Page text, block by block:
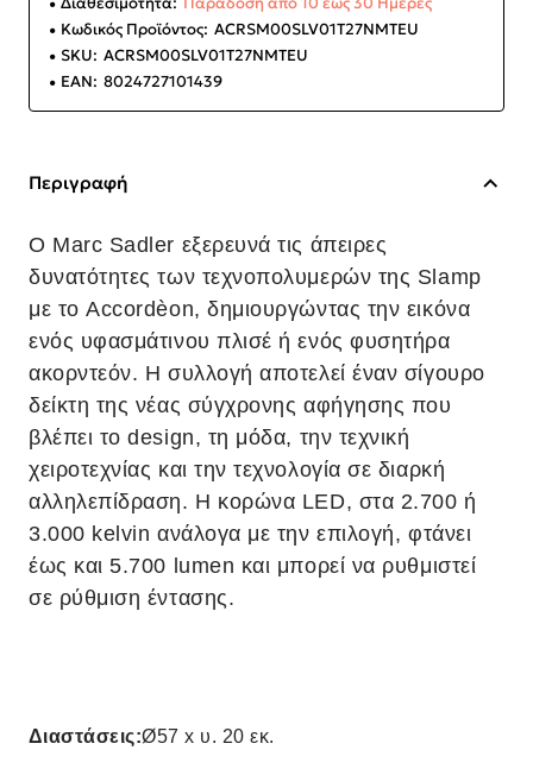
Κωδικός Προϊόντος: ACRSM00SLV01T27NMTEU
SKU: ACRSM00SLV01T27NMTEU
EAN: 8024727101439
Περιγραφή
Ο Marc Sadler εξερευνά τις άπειρες
δυνατότητες των τεχνοπολυμερών της Slamp
με το Accordèon, δημιουργώντας την εικόνα
ενός υφασμάτινου πλισέ ή ενός φυσητήρα
ακορντεόν. Η συλλογή αποτελεί έναν σίγουρο
δείκτη της νέας σύγχρονης αφήγησης που
βλέπει το design, τη μόδα, την τεχνική
χειροτεχνίας και την τεχνολογία σε διαρκή
αλληλεπίδραση. Η κορώνα LED, στα 2.700 ή
3.000 kelvin ανάλογα με την επιλογή, φτάνει
έως και 5.700 lumen και μπορεί να ρυθμιστεί
σε ρύθμιση έντασης.
Διαστάσεις:Ø57 x υ. 20 εκ.